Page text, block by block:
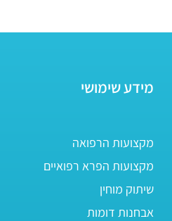
מידע שימושי
מקצועות הרפואה
מקצועות הפרא רפואיים
שיתוק מוחין
אבחנות דומות